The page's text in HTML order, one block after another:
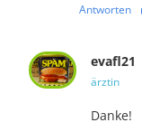
Antworten
evafl21
ärztin
Danke!